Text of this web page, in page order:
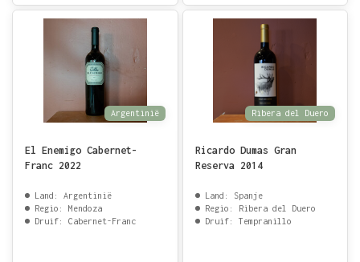
Argentinië
El Enemigo Cabernet-
Franc 2022
Land: Argentinië
Regio: Mendoza
Druif: Cabernet-Franc
Ribera del Duero
Ricardo Dumas Gran
Reserva 2014
Land: Spanje
Regio: Ribera del Duero
Druif: Tempranillo